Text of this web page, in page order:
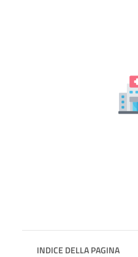
INDICE DELLA PAGINA